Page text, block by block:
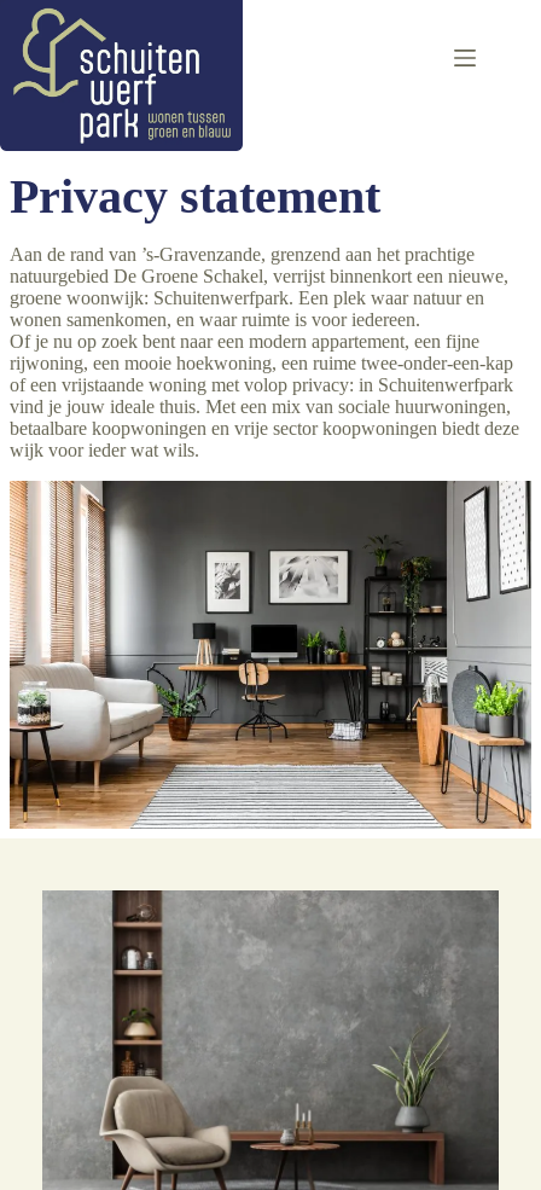
naar
inhoud
Privacy statement
Aan de rand van ’s-Gravenzande, grenzend aan het prachtige
natuurgebied De Groene Schakel, verrijst binnenkort een nieuwe,
groene woonwijk: Schuitenwerfpark. Een plek waar natuur en
wonen samenkomen, en waar ruimte is voor iedereen.
Of je nu op zoek bent naar een modern appartement, een fijne
rijwoning, een mooie hoekwoning, een ruime twee-onder-een-kap
of een vrijstaande woning met volop privacy: in Schuitenwerfpark
vind je jouw ideale thuis. Met een mix van sociale huurwoningen,
betaalbare koopwoningen en vrije sector koopwoningen biedt deze
wijk voor ieder wat wils.